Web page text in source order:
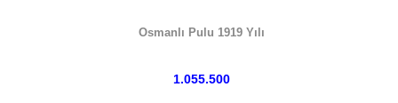
Osmanlı Pulu 1919 Yılı
1.055.500